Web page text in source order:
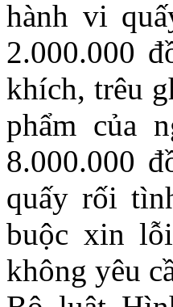
hành vi
2.000.000
khích, trêu
phẩm của
8.000.000
quấy rối
buộc xin
không yêu